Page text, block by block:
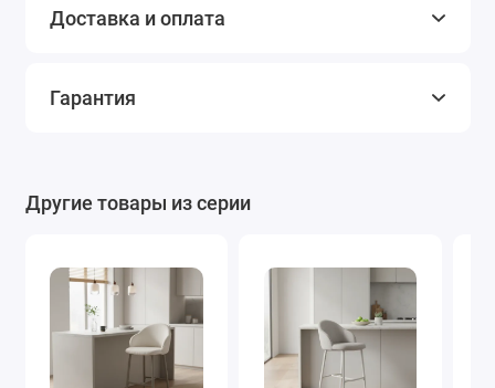
Доставка и оплата
Гарантия
Другие товары из серии